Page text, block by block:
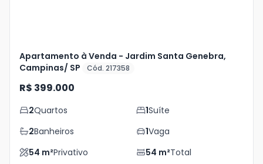
Apartamento à Venda - Jardim Santa Genebra,
Campinas/ SP
Cód. 217358
R$ 399.000
2Quartos 1Suíte
2Banheiros 1Vaga
54 m²Privativo 54 m²Total